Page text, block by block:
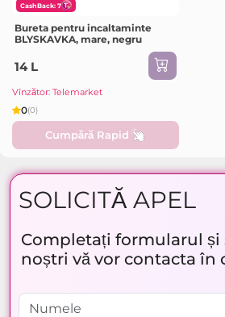
CashBack: 7
Bureta pentru incaltaminte
BLYSKAVKA, mare, negru
14 L
Vînzător: Telemarket
0(0)
Cumpără Rapid
SOLICITĂ APEL
Completați formularul și
noștri vă vor contacta în